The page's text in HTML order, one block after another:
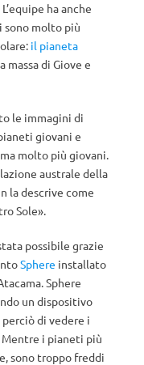
ha anche
sono molto più
il pianeta
massa di Giove e
le immagini di
giovani e
molto più giovani.
australe della
la descrive come
Sole».
possibile grazie
Sphere installato
Sphere
un dispositivo
di vedere i
i pianeti più
sono troppo freddi